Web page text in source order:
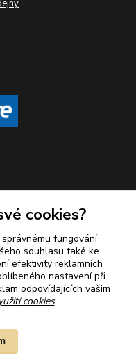
cookies?
fungování
souhlasu také ke
efektivity reklamních
nastavení při
odpovídajících vašim
cookies